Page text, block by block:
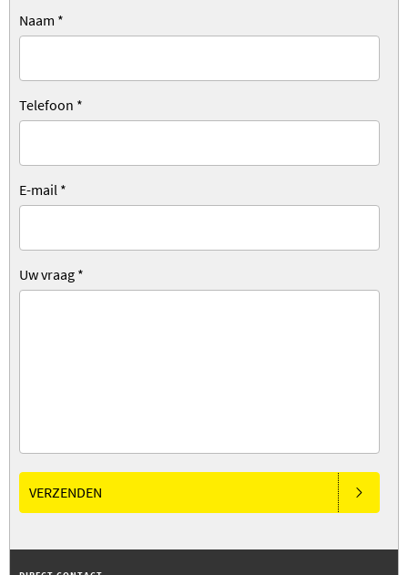
Naam *
Telefoon *
E-mail *
Uw vraag *
VERZENDEN